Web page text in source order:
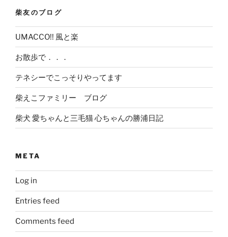
柴友のブログ
UMACCO!! 風と楽
お散歩で．．．
テネシーでこっそりやってます
柴えこファミリー ブログ
柴犬 愛ちゃんと三毛猫 心ちゃんの勝浦日記
META
Log in
Entries feed
Comments feed